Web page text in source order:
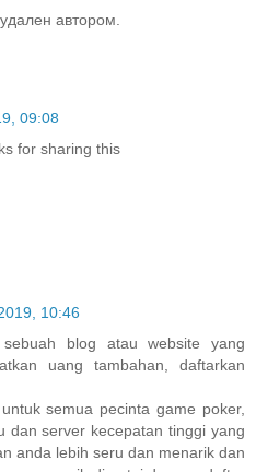
автором.
09:08
for sharing this
10:46
blog atau website yang
uang tambahan, daftarkan
semua pecinta game poker,
dan server kecepatan tinggi yang
anda lebih seru dan menarik dan